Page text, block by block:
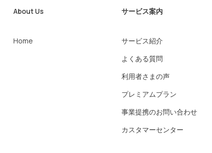
About Us
Home
サービス案内
サービス紹介
よくある質問
利用者さまの声
プレミアムプラン
事業提携のお問い合わせ
カスタマーセンター